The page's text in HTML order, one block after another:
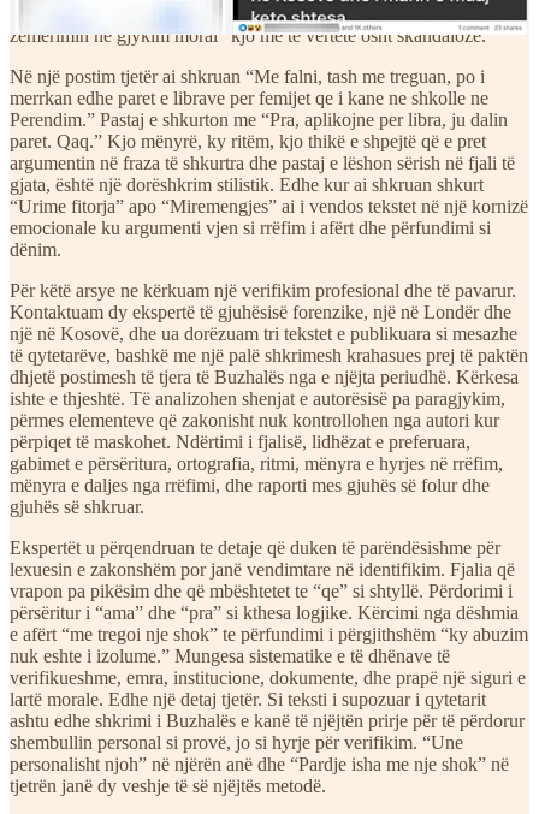
njejta vlen edhe per ndihma per femije.” Dhe në fund e kthen
zemërimin në gjykim moral “kjo me te vertete osht skandaloze.”
Në një postim tjetër ai shkruan “Me falni, tash me treguan, po i
merrkan edhe paret e librave per femijet qe i kane ne shkolle ne
Perendim.” Pastaj e shkurton me “Pra, aplikojne per libra, ju dalin
paret. Qaq.” Kjo mënyrë, ky ritëm, kjo thikë e shpejtë që e pret
argumentin në fraza të shkurtra dhe pastaj e lëshon sërish në fjali të
gjata, është një dorëshkrim stilistik. Edhe kur ai shkruan shkurt
“Urime fitorja” apo “Miremengjes” ai i vendos tekstet në një kornizë
emocionale ku argumenti vjen si rrëfim i afërt dhe përfundimi si
dënim.
Për këtë arsye ne kërkuam një verifikim profesional dhe të pavarur.
Kontaktuam dy ekspertë të gjuhësisë forenzike, një në Londër dhe
një në Kosovë, dhe ua dorëzuam tri tekstet e publikuara si mesazhe
të qytetarëve, bashkë me një palë shkrimesh krahasues prej të paktën
dhjetë postimesh të tjera të Buzhalës nga e njëjta periudhë. Kërkesa
ishte e thjeshtë. Të analizohen shenjat e autorësisë pa paragjykim,
përmes elementeve që zakonisht nuk kontrollohen nga autori kur
përpiqet të maskohet. Ndërtimi i fjalisë, lidhëzat e preferuara,
gabimet e përsëritura, ortografia, ritmi, mënyra e hyrjes në rrëfim,
mënyra e daljes nga rrëfimi, dhe raporti mes gjuhës së folur dhe
gjuhës së shkruar.
Ekspertët u përqendruan te detaje që duken të parëndësishme për
lexuesin e zakonshëm por janë vendimtare në identifikim. Fjalia që
vrapon pa pikësim dhe që mbështetet te “qe” si shtyllë. Përdorimi i
përsëritur i “ama” dhe “pra” si kthesa logjike. Kërcimi nga dëshmia
e afërt “me tregoi nje shok” te përfundimi i përgjithshëm “ky abuzim
nuk eshte i izolume.” Mungesa sistematike e të dhënave të
verifikueshme, emra, institucione, dokumente, dhe prapë një siguri e
lartë morale. Edhe një detaj tjetër. Si teksti i supozuar i qytetarit
ashtu edhe shkrimi i Buzhalës e kanë të njëjtën prirje për të përdorur
shembullin personal si provë, jo si hyrje për verifikim. “Une
personalisht njoh” në njërën anë dhe “Pardje isha me nje shok” në
tjetrën janë dy veshje të së njëjtës metodë.